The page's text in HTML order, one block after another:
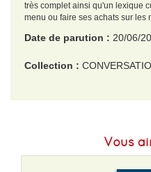
très complet ainsi qu'un lexique
menu ou faire ses achats sur les
Date de parution : 20/06/
Collection :
Vous